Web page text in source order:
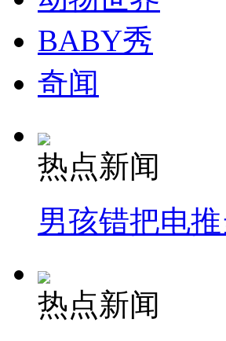
BABY秀
奇闻
热点新闻
男孩错把电
热点新闻